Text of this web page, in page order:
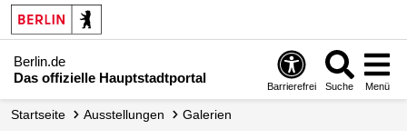
Berlin.de
Das offizielle Hauptstadtportal
Barrierefrei Suche Menü
Startseite Ausstellungen Galerien